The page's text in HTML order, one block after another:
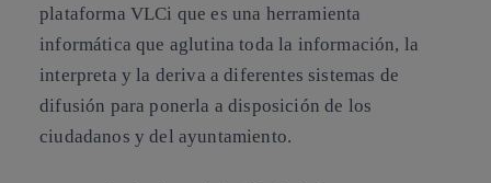
plataforma VLCi que es una herramienta
informática que aglutina toda la información, la
interpreta y la deriva a diferentes sistemas de
difusión para ponerla a disposición de los
ciudadanos y del ayuntamiento.